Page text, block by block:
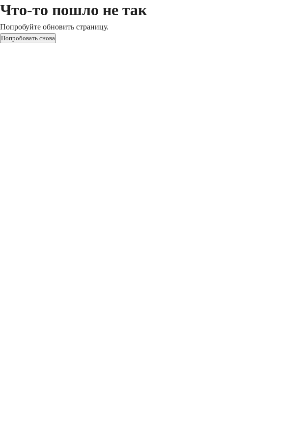
Что-то пошло не так
Попробуйте обновить страницу.
Попробовать снова